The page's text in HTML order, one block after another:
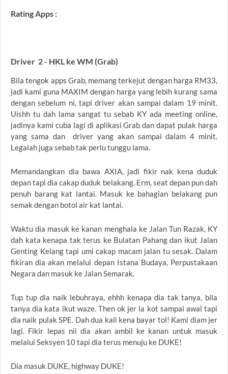
Rating Apps :
Driver 2 - HKL ke WM (Grab)
Bila tengok apps Grab, memang terkejut dengan harga RM33,
jadi kami guna MAXIM dengan harga yang lebih kurang sama
dengan sebelum ni, tapi driver akan sampai dalam 19 minit.
Uishh tu dah lama sangat tu sebab KY ada meeting online,
jadinya kami cuba lagi di aplikasi Grab dan dapat pulak harga
yang sama dan driver yang akan sampai dalam 4 minit.
Legalah juga sebab tak perlu tunggu lama.
Memandangkan dia bawa AXIA, jadi fikir nak kena duduk
depan tapi dia cakap duduk belakang. Erm, seat depan pun dah
penuh barang kat lantai. Masuk ke bahagian belakang pun
semak dengan botol air kat lantai.
Waktu dia masuk ke kanan menghala ke Jalan Tun Razak, KY
dah kata kenapa tak terus ke Bulatan Pahang dan ikut Jalan
Genting Kelang tapi umi cakap macam jalan tu sesak. Dalam
fikiran dia akan melalui depan Istana Budaya, Perpustakaan
Negara dan masuk ke Jalan Semarak.
Tup tup dia naik lebuhraya, ehhh kenapa dia tak tanya, bila
tanya dia kata ikut waze. Then ok jer la kot sampai awal tapi
dia naik pulak SPE. Dah dua kali kena bayar tol! Kami diam jer
lagi. Fikir lepas nii dia akan ambil ke kanan untuk masuk
melalui Seksyen 10 tapi dia terus menuju ke DUKE!
Dia masuk DUKE, highway DUKE!